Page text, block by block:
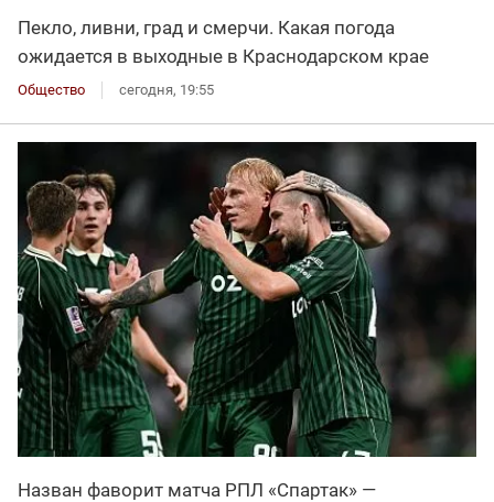
Пекло, ливни, град и смерчи. Какая погода
ожидается в выходные в Краснодарском крае
Общество сегодня, 19:55
Назван фаворит матча РПЛ «Спартак» —